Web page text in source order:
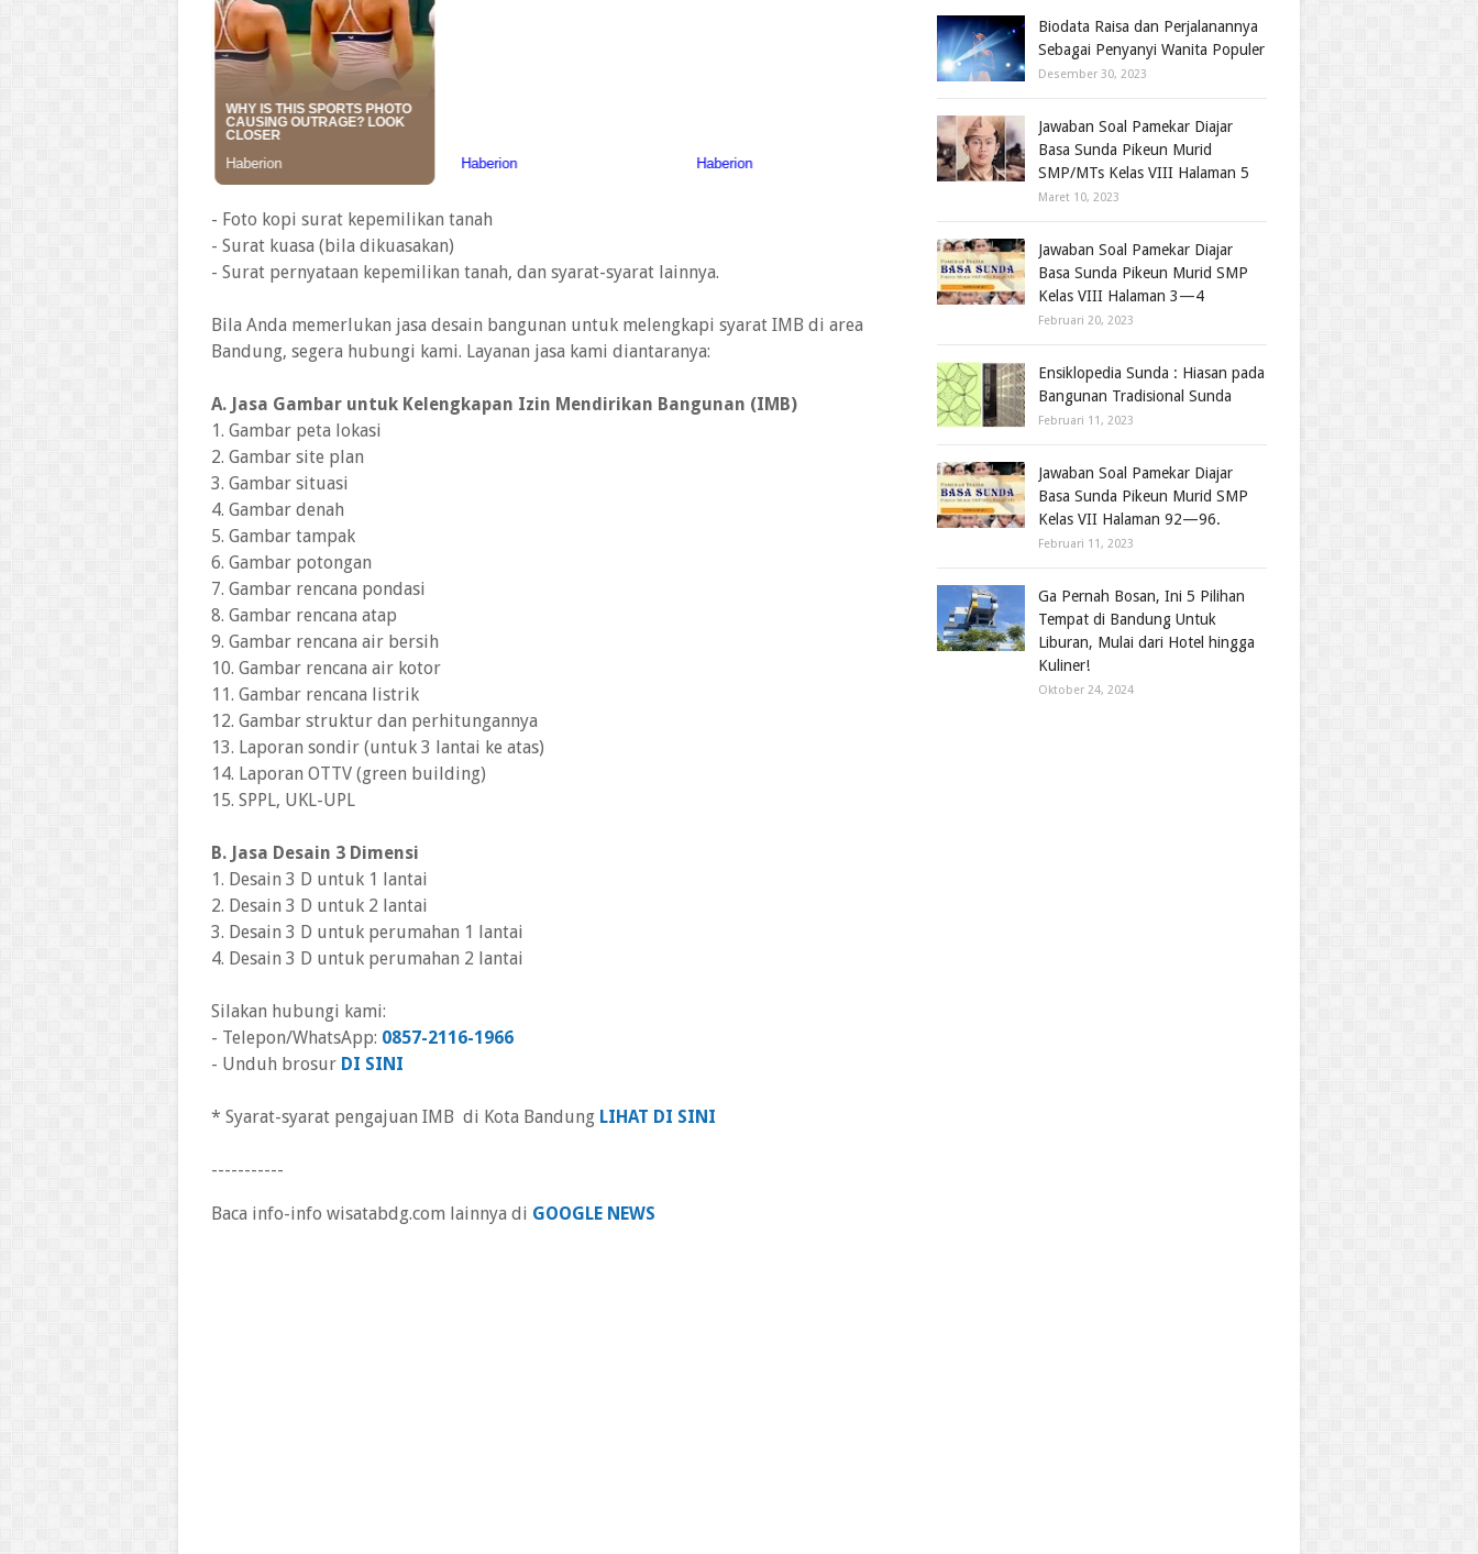
- Foto kopi surat kepemilikan tanah
- Surat kuasa (bila dikuasakan)
- Surat pernyataan kepemilikan tanah, dan syarat-syarat lainnya.
Bila Anda memerlukan jasa desain bangunan untuk melengkapi syarat IMB di area
Bandung, segera hubungi kami. Layanan jasa kami diantaranya:
A. Jasa Gambar untuk Kelengkapan Izin Mendirikan Bangunan (IMB)
1. Gambar peta lokasi
2. Gambar site plan
3. Gambar situasi
4. Gambar denah
5. Gambar tampak
6. Gambar potongan
7. Gambar rencana pondasi
8. Gambar rencana atap
9. Gambar rencana air bersih
10. Gambar rencana air kotor
11. Gambar rencana listrik
12. Gambar struktur dan perhitungannya
13. Laporan sondir (untuk 3 lantai ke atas)
14. Laporan OTTV (green building)
15. SPPL, UKL-UPL
B. Jasa Desain 3 Dimensi
1. Desain 3 D untuk 1 lantai
2. Desain 3 D untuk 2 lantai
3. Desain 3 D untuk perumahan 1 lantai
4. Desain 3 D untuk perumahan 2 lantai
Silakan hubungi kami:
- Telepon/WhatsApp: 0857-2116-1966
- Unduh brosur DI SINI
* Syarat-syarat pengajuan IMB di Kota Bandung LIHAT DI SINI
-----------
Baca info-info wisatabdg.com lainnya di GOOGLE NEWS
Biodata Raisa dan Perjalanannya
Sebagai Penyanyi Wanita Populer
Desember 30, 2023
Jawaban Soal Pamekar Diajar
Basa Sunda Pikeun Murid
SMP/MTs Kelas VIII Halaman 5
Maret 10, 2023
Jawaban Soal Pamekar Diajar
Basa Sunda Pikeun Murid SMP
Kelas VIII Halaman 3—4
Februari 20, 2023
Ensiklopedia Sunda : Hiasan pada
Bangunan Tradisional Sunda
Februari 11, 2023
Jawaban Soal Pamekar Diajar
Basa Sunda Pikeun Murid SMP
Kelas VII Halaman 92—96.
Februari 11, 2023
Ga Pernah Bosan, Ini 5 Pilihan
Tempat di Bandung Untuk
Liburan, Mulai dari Hotel hingga
Kuliner!
Oktober 24, 2024